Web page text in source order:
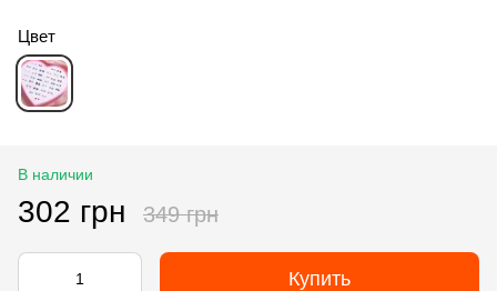
Цвет
В наличии
302 грн 349 грн
Купить